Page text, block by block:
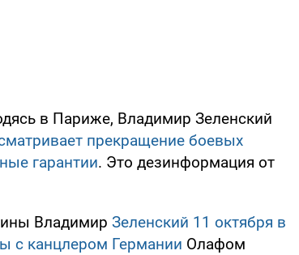
в Париже, Владимир Зеленский
прекращение боевых
гарантии. Это дезинформация от
Владимир Зеленский 11 октября в
с канцлером Германии Олафом